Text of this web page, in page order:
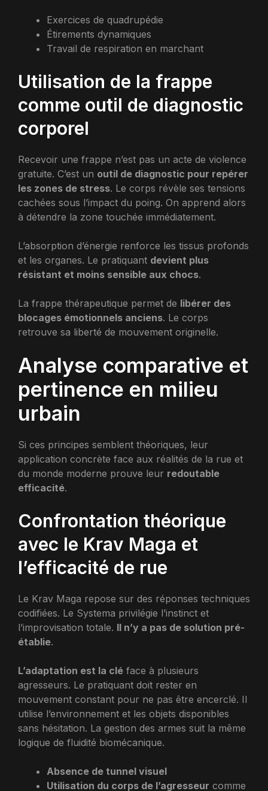
Exercices de quadrupédie
Étirements dynamiques
Travail de respiration en marchant
Utilisation de la frappe
comme outil de diagnostic
corporel
Recevoir une frappe n’est pas un acte de violence
gratuite. C’est un outil de diagnostic pour repérer
les zones de stress. Le corps révèle ses tensions
cachées sous l’impact du poing. On apprend alors
à détendre la zone touchée immédiatement.
L’absorption d’énergie renforce les tissus profonds
et les organes. Le pratiquant devient plus
résistant et moins sensible aux chocs.
La frappe thérapeutique permet de libérer des
blocages émotionnels anciens. Le corps
retrouve sa liberté de mouvement originelle.
Analyse comparative et
pertinence en milieu
urbain
Si ces principes semblent théoriques, leur
application concrète face aux réalités de la rue et
du monde moderne prouve leur redoutable
efficacité.
Confrontation théorique
avec le Krav Maga et
l’efficacité de rue
Le Krav Maga repose sur des réponses techniques
codifiées. Le Systema privilégie l’instinct et
l’improvisation totale. Il n’y a pas de solution pré-
établie.
L’adaptation est la clé face à plusieurs
agresseurs. Le pratiquant doit rester en
mouvement constant pour ne pas être encerclé. Il
utilise l’environnement et les objets disponibles
sans hésitation. La gestion des armes suit la même
logique de fluidité biomécanique.
Absence de tunnel visuel
Utilisation du corps de l’agresseur comme